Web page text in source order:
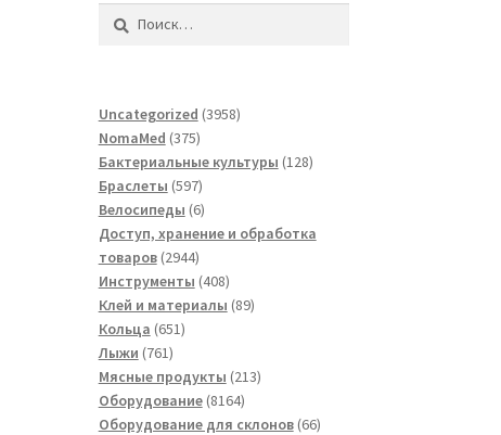
Uncategorized 39583958
NomaMed 375375
товаров
Бактериальные культуры 128128
Браслеты 597597
товаров
Велосипеды 66
товаров
Доступ, хранение и обработка
товаров 29442944
товара
Инструменты 408408
товаров
Клей и материалы 8989
Кольца 651651
Лыжи 761761
товар
Мясные продукты 213213
Оборудование 81648164
товара
Оборудование для склонов 6666